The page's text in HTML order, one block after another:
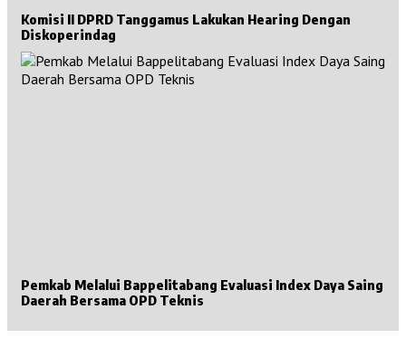
Komisi II DPRD Tanggamus Lakukan Hearing Dengan
Diskoperindag
Pemkab Melalui Bappelitabang Evaluasi Index Daya Saing
Daerah Bersama OPD Teknis